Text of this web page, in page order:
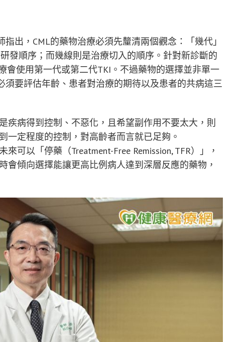
出，CML的藥物治療必須先釐清兩個觀念：「幾代」
發順序；而幾線則是治療切入的順序。針對新診斷的
會使用第一代或第二代TKI。不過藥物的選擇並非單一
要評估年齡、患者對治療的期待以及患者的共病這三
疾病得到控制、不惡化，且希望副作用不要太大，則
一定程度的控制，對高齡者而言就已足夠。
可以「停藥（Treatment-Free Remission, TFR）」，
會傾向選擇能讓更高比例病人達到深層反應的藥物，